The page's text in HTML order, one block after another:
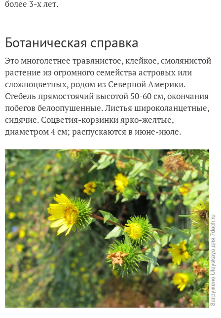
более 3-х лет.
Ботаническая справка
Это многолетнее травянистое, клейкое, смолянистой
растение из огромного семейства астровых или
сложноцветных, родом из Северной Америки.
Стебель прямостоячий высотой 50-60 см, окончания
побегов белоопушенные. Листья широколанцетные,
сидячие. Соцветия-корзинки ярко-желтые,
диаметром 4 см; распускаются в июне-июле.